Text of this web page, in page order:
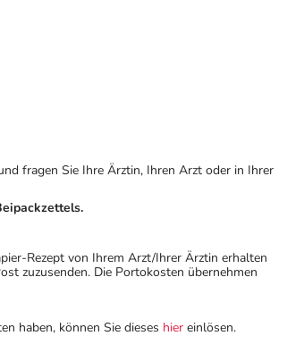
fragen Sie Ihre Ärztin, Ihren Arzt oder in Ihrer
Rezept von Ihrem Arzt/Ihrer Ärztin erhalten
zuzusenden. Die Portokosten übernehmen
haben, können Sie dieses hier einlösen.